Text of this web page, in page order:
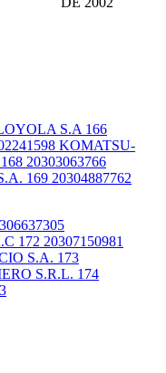
S.A 166
KOMATSU-
20303063766
169 20304887762
172 20307150981
S.A. 173
S.R.L. 174